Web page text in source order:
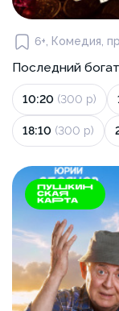
6+, Комедия,
Последний
10:20 (300 р)
18:10 (300 р)